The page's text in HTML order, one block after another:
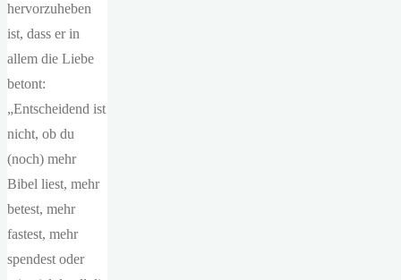
hervorzuheben
ist, dass er in
allem die Liebe
betont:
„Entscheidend ist
nicht, ob du
(noch) mehr
Bibel liest, mehr
betest, mehr
fastest, mehr
spendest oder